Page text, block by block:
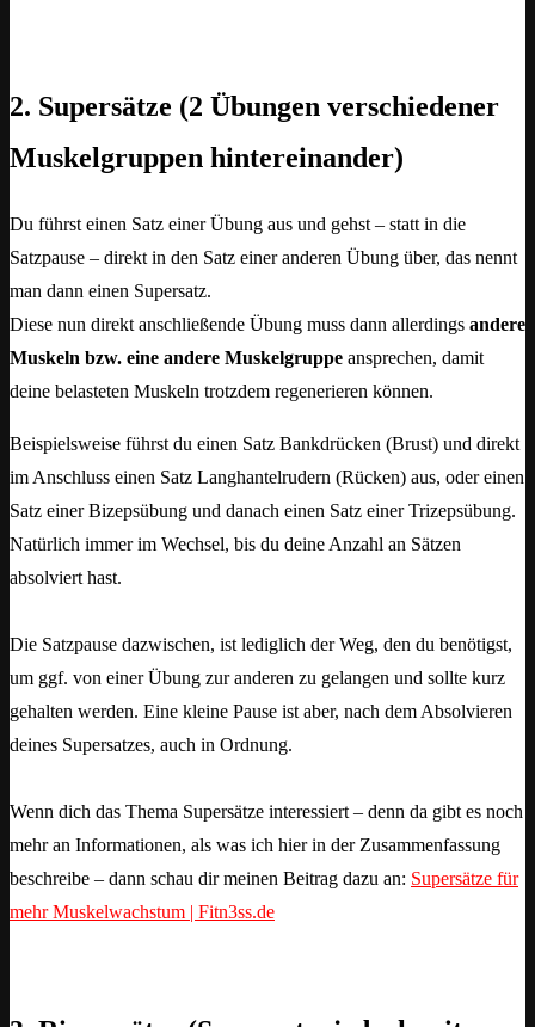
2. Supersätze (2 Übungen verschiedener
Muskelgruppen hintereinander)
Du führst einen Satz einer Übung aus und gehst – statt in die
Satzpause – direkt in den Satz einer anderen Übung über, das nennt
man dann einen Supersatz.
Diese nun direkt anschließende Übung muss dann allerdings andere
Muskeln bzw. eine andere Muskelgruppe ansprechen, damit
deine belasteten Muskeln trotzdem regenerieren können.
Beispielsweise führst du einen Satz Bankdrücken (Brust) und direkt
im Anschluss einen Satz Langhantelrudern (Rücken) aus, oder einen
Satz einer Bizepsübung und danach einen Satz einer Trizepsübung.
Natürlich immer im Wechsel, bis du deine Anzahl an Sätzen
absolviert hast.
Die Satzpause dazwischen, ist lediglich der Weg, den du benötigst,
um ggf. von einer Übung zur anderen zu gelangen und sollte kurz
gehalten werden. Eine kleine Pause ist aber, nach dem Absolvieren
deines Supersatzes, auch in Ordnung.
Wenn dich das Thema Supersätze interessiert – denn da gibt es noch
mehr an Informationen, als was ich hier in der Zusammenfassung
beschreibe – dann schau dir meinen Beitrag dazu an: Supersätze für
mehr Muskelwachstum | Fitn3ss.de